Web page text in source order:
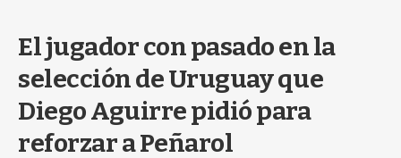
El jugador con pasado en la
selección de Uruguay que
Diego Aguirre pidió para
reforzar a Peñarol